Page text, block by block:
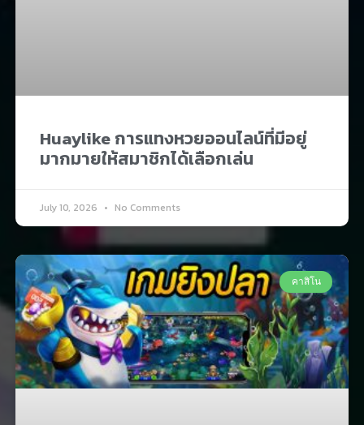
Huaylike การแทงหวยออนไลน์ที่มีอยู่
มากมายให้สมาชิกได้เลือกเล่น
July 10, 2026 No Comments
คาสิโน